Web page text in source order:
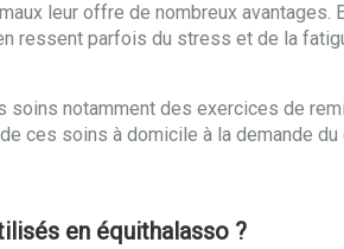
leur offre de nombreux
ressent parfois du stress et de la
soins notamment des exercices de
ces soins à domicile à la demande
en équithalasso ?